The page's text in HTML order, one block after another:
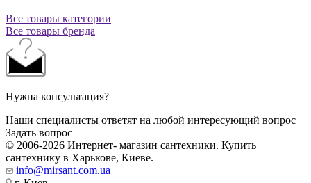
Все товары категории
Все товары бренда
Нужна консультация?
Наши специалисты ответят на любой интересующий вопрос
Задать вопрос
© 2006-2026 Интернет- магазин сантехники. Купить
сантехнику в Харькове, Киеве.
info@mirsant.com.ua